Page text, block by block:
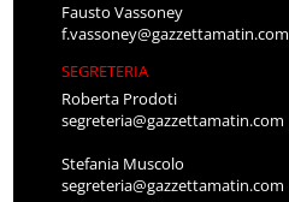
Fausto Vassoney
f.vassoney@gazzettamatin.com
SEGRETERIA
Roberta Prodoti
segreteria@gazzettamatin.com
Stefania Muscolo
segreteria@gazzettamatin.com